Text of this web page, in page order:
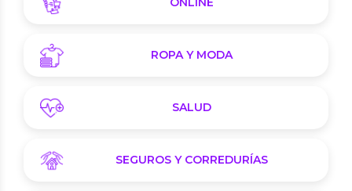
ROPA Y MODA
SALUD
SEGUROS Y CORREDURÍAS